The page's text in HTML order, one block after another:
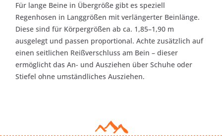
Für lange Beine in Übergröße gibt es speziell
Regenhosen in Langgrößen mit verlängerter Beinlänge.
Diese sind für Körpergrößen ab ca. 1,85–1,90 m
ausgelegt und passen proportional. Achte zusätzlich auf
einen seitlichen Reißverschluss am Bein – dieser
ermöglicht das An- und Ausziehen über Schuhe oder
Stiefel ohne umständliches Ausziehen.